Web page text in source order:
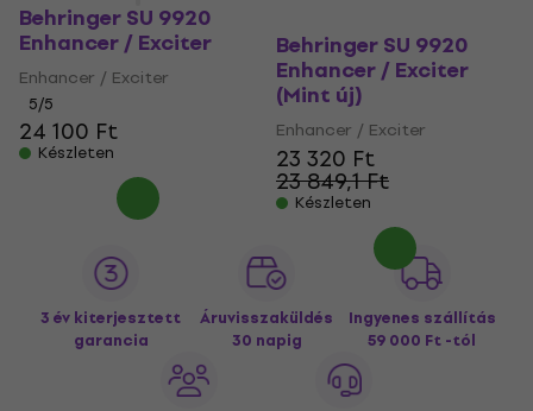
Behringer SU 9920
Enhancer / Exciter
Enhancer / Exciter
5/5
24 100 Ft
Készleten
Behringer SU 9920
Enhancer / Exciter
(Mint új)
Enhancer / Exciter
23 320 Ft
23 849,1 Ft
Készleten
3 év kiterjesztett
garancia
Áruvisszaküldés
30 napig
Ingyenes szállítás
59 000 Ft -tól